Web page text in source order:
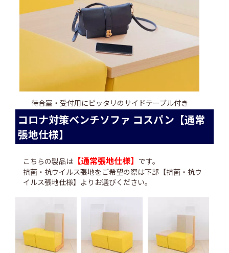
待合室・受付用にピッタリのサイドテーブル付き
コロナ対策ベンチソファ コスパン【通常
張地仕様】
こちらの製品は 【通常張地仕様】 です。
抗菌・抗ウイルス張地をご希望の際は下部【抗菌・抗ウ
イルス張地仕様】よりお選びください。